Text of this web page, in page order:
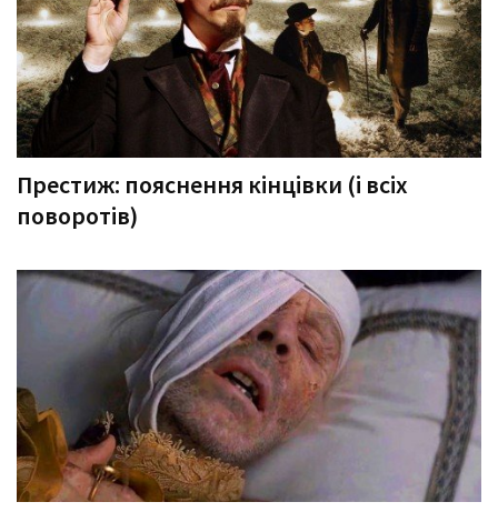
Престиж: пояснення кінцівки (і всіх
поворотів)